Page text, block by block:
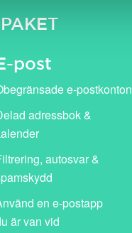
post
e-postkonton
adressbok &
autosvar &
en e-postapp
är van vid